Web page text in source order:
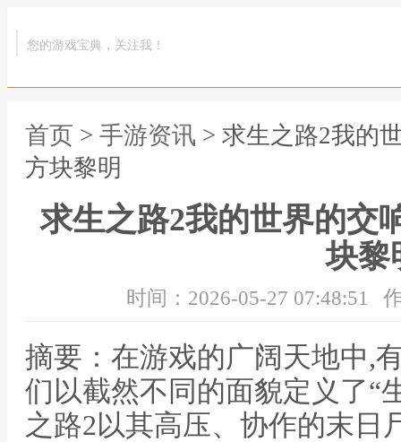
您的游戏宝典，关注我！
首页 > 手游资讯 > 求生之路2我的
方块黎明
求生之路2我的世界的交
块黎
时间：2026-05-27 07:48:51
摘要：在游戏的广阔天地中,
们以截然不同的面貌定义了“
之路2以其高压、协作的末日